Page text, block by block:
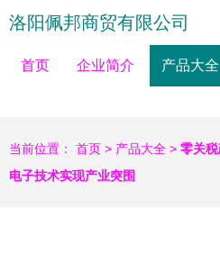
洛阳佩邦商贸有限公司
首页 企业简介 产品大全
当前位置： 首页 > 产品大全 > 零关
电子技术实现产业突围